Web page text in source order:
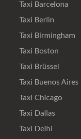
Taxi Barcelona
Taxi Berlin
Taxi Birmingham
Taxi Boston
Taxi Brüssel
Taxi Buenos Aires
Taxi Chicago
Taxi Dallas
Taxi Delhi